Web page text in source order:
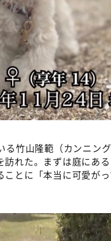
る竹山隆範（カンニン
れた。まずは庭にあ
とに「本当に可愛が